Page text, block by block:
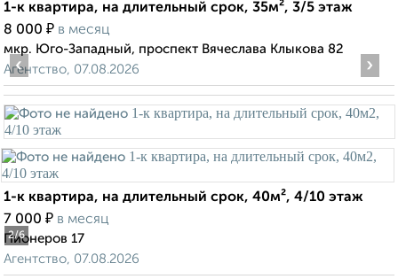
1-к квартира, на длительный срок, 35м², 3/5 этаж
8 000 ₽ в месяц
мкр. Юго-Западный, проспект Вячеслава Клыкова 82
Агентство, 07.08.2026
2/6
‹ ›
1-к квартира, на длительный срок, 40м², 4/10 этаж
7 000 ₽ в месяц
Пионеров 17
Агентство, 07.08.2026